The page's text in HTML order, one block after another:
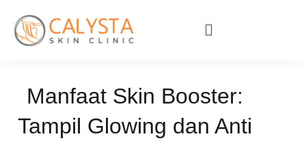
Manfaat Skin Booster:
Tampil Glowing dan Anti